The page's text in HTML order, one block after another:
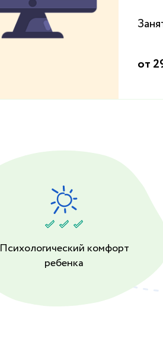
от
Психологический комфорт
ребенка